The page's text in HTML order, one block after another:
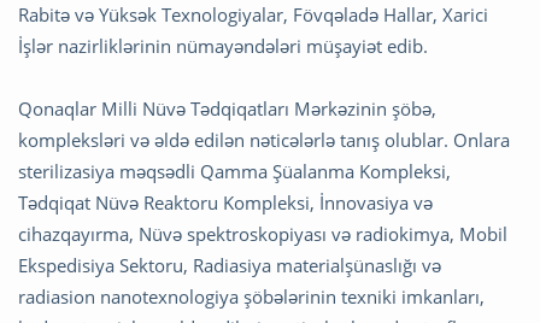
Rabitə və Yüksək Texnologiyalar, Fövqəladə Hallar, Xarici
İşlər nazirliklərinin nümayəndələri müşayiət edib.
Qonaqlar Milli Nüvə Tədqiqatları Mərkəzinin şöbə,
kompleksləri və əldə edilən nəticələrlə tanış olublar. Onlara
sterilizasiya məqsədli Qamma Şüalanma Kompleksi,
Tədqiqat Nüvə Reaktoru Kompleksi, İnnovasiya və
cihazqayırma, Nüvə spektroskopiyası və radiokimya, Mobil
Ekspedisiya Sektoru, Radiasiya materialşünaslığı və
radiasion nanotexnologiya şöbələrinin texniki imkanları,